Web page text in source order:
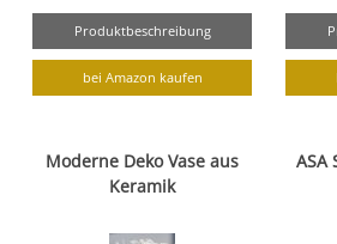
Produktbeschreibung
bei Amazon kaufen
Moderne Deko Vase aus
Keramik
ASA